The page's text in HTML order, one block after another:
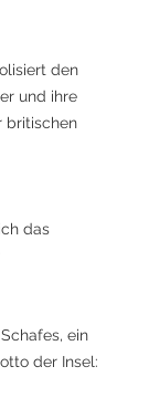
den
und ihre
britischen
das
ein
der Insel: